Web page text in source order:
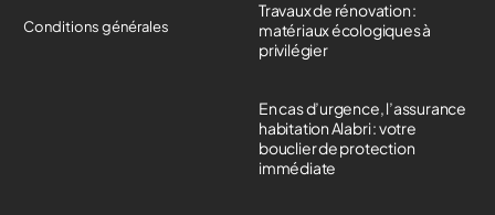
Conditions générales
Travaux de rénovation :
matériaux écologiques à
privilégier
En cas d’urgence, l’assurance
habitation Alabri : votre
bouclier de protection
immédiate